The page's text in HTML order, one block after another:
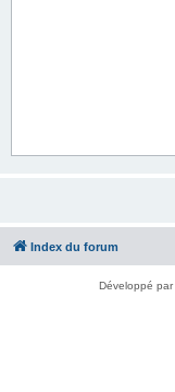
Index du forum
Développé par